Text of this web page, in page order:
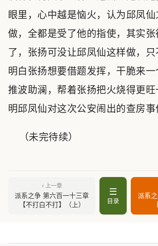
眼里，心中越是恼火，认为邱凤
做，全都是受了他的指使，其实
了，张扬可没让邱凤仙这样做，
明白张扬想要借题发挥，干脆来一
推波助澜，帮着张扬把火烧得更
明邱凤仙对这次公安闹出的查房事
（未完待续）
‹ 上一章
派系之争 第六百一十三章
【不打白不打】（上）
☰
目录
派系